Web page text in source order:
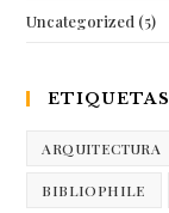
Uncategorized (5)
ETIQUETAS
ARQUITECTURA
BIBLIOPHILE